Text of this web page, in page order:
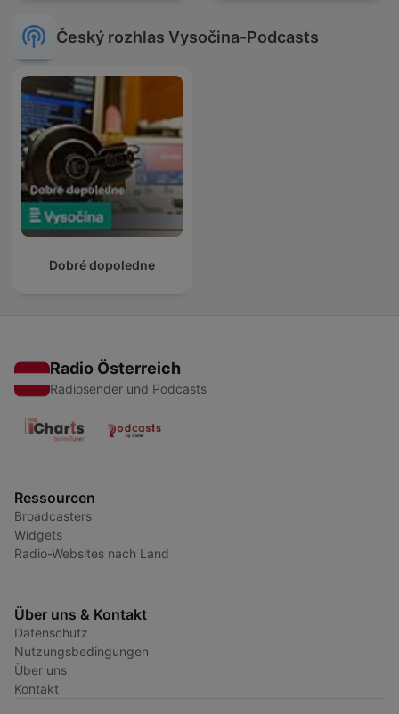
Český rozhlas Vysočina-Podcasts
Dobré dopoledne
Radio Österreich
Radiosender und Podcasts
Ressourcen
Broadcasters
Widgets
Radio-Websites nach Land
Über uns & Kontakt
Datenschutz
Nutzungsbedingungen
Über uns
Kontakt